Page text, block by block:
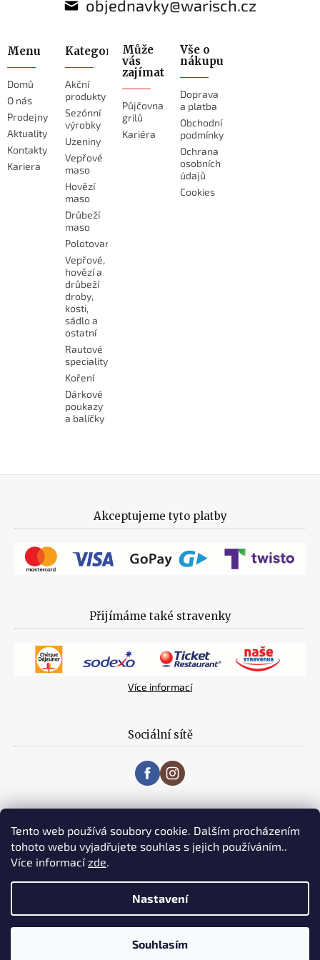
Tento web používá soubory cookie. Dalším procházením
tohoto webu vyjadřujete souhlas s jejich používáním..
Více informacízde.
Nastavení
Souhlasím
objednavky@warisch.cz
Menu
Domů
O nás
Prodejny
Aktuality
Kontakty
Kariera
Kategorie
Akční
produkty
Sezónní
výrobky
Uzeniny
Vepřové
maso
Hovězí
maso
Drůbeží
maso
Polotovary
Vepřové,
hovězí a
drůbeží
droby,
kosti,
sádlo a
ostatní
Rautové
speciality
Koření
Dárkové
poukazy
a balíčky
Může
vás
zajímat
Půjčovna
grilů
Kariéra
Vše o
nákupu
Doprava
a platba
Obchodní
podmínky
Ochrana
osobních
údajů
Cookies
Akceptujeme tyto platby
Přijímáme také stravenky
Více informací
Sociální sítě
Copyright 2019 MASO V + W s.r.o. Všechna práva vyhrazena. |
61977713 DIČ: CZ61977713